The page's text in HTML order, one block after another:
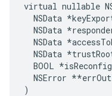
virtual nullable
NSData
NSData
NSData
NSData
  BOOL
  NSError *
*errOut
)